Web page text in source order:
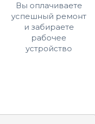
Вы оплачиваете
успешный ремонт
и забираете
рабочее
устройство